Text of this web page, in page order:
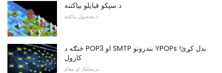
د سپکو قبايلو بیاکتنه
د محصول بیاکتنه
څنګه د POP3 او SMTP بندرونو YPOPs بدل کړئ!
کارول
برېښلیک او پیغام